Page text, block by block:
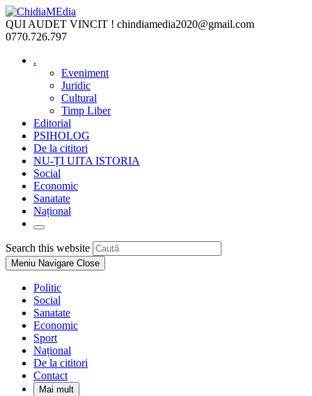
Skip
to
content
QUI AUDET VINCIT ! chindiamedia2020@gmail.com
0770.726.797
.
Eveniment
Juridic
Cultural
Timp Liber
Editorial
PSIHOLOG
De la cititori
NU-ȚI UITA ISTORIA
Social
Economic
Sanatate
Național
Toggle
website
search
Search this website
Escape
Meniu Navigare Close
Politic
Social
Sanatate
Economic
Sport
Național
De la cititori
Contact
Mai mult